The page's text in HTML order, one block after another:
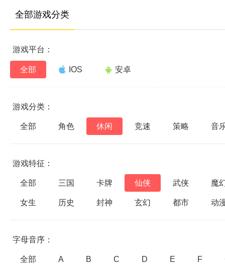
全部游戏分类
游戏平台：
全部 IOS 安卓
游戏分类：
全部 角色 休闲 竞速 策略 音
游戏特征：
全部 三国 卡牌 仙侠 武侠 魔
女生 历史 封神 玄幻 都市 动
字母音序：
全部 A B C D E F